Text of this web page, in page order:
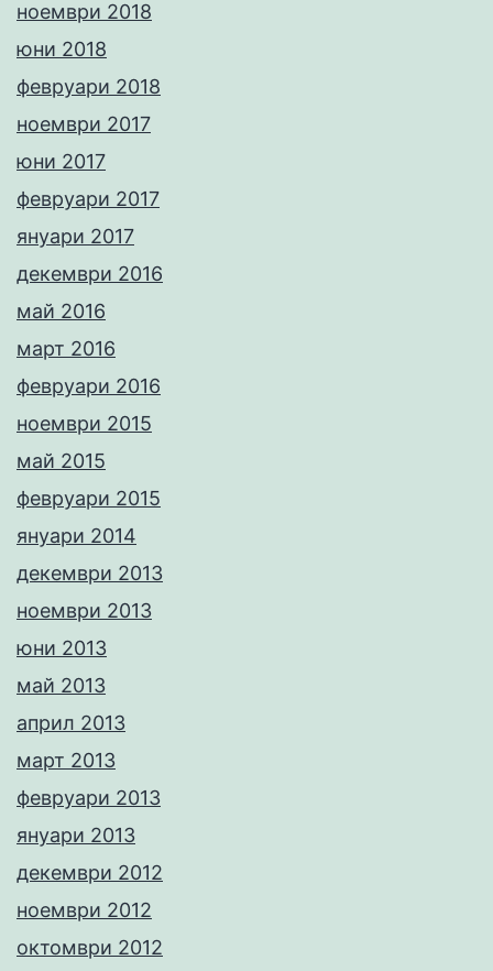
ноември 2018
юни 2018
февруари 2018
ноември 2017
юни 2017
февруари 2017
януари 2017
декември 2016
май 2016
март 2016
февруари 2016
ноември 2015
май 2015
февруари 2015
януари 2014
декември 2013
ноември 2013
юни 2013
май 2013
април 2013
март 2013
февруари 2013
януари 2013
декември 2012
ноември 2012
октомври 2012